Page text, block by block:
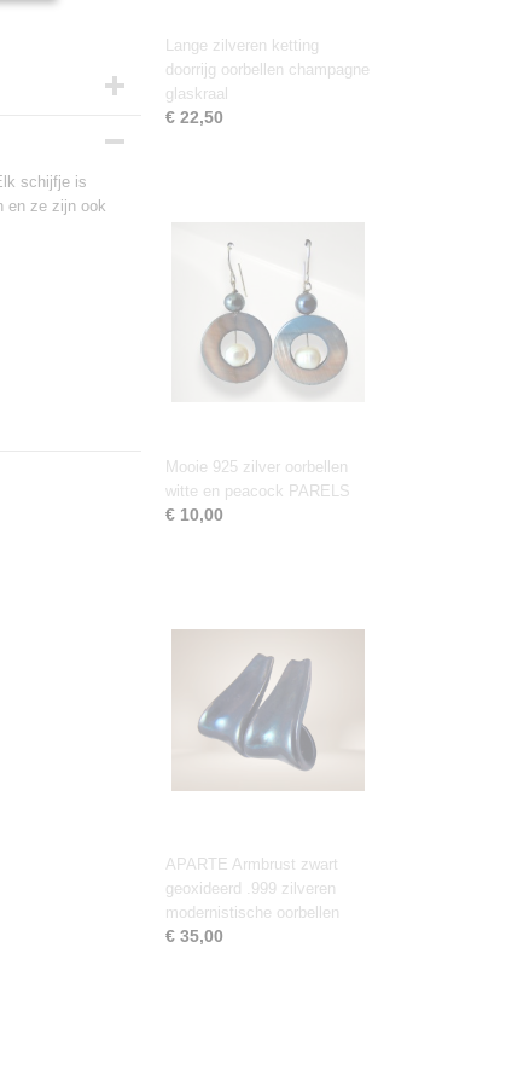
schijfje is
en ze zijn ook
Lange zilveren ketting
doorrijg oorbellen champagne
glaskraal
€ 22,50
Mooie 925 zilver oorbellen
witte en peacock PARELS
€ 10,00
APARTE Armbrust zwart
geoxideerd .999 zilveren
modernistische oorbellen
€ 35,00